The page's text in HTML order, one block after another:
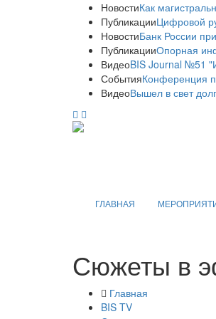
НовостиКак
ПубликацииЦифровой
НовостиБанк России
ПубликацииОпорная
ВидеоBIS Journal №51
СобытияКонференция
ВидеоВышел в свет
ГЛАВНАЯ
Сюжеты в
Главная
BIS TV